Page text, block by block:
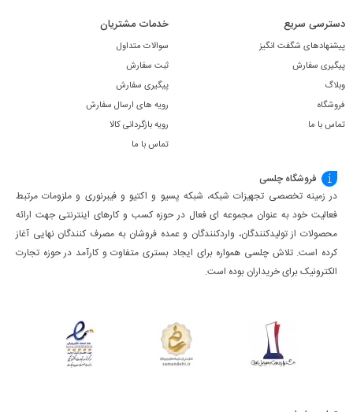
دسترسی سریع
پیشنهادهای شگفت انگیز
پیگیری سفارش
وبلاگ
فروشگاه
تماس با ما
خدمات مشتریان
سوالات متداول
ثبت سفارش
پیگیری سفارش
رویه های ارسال سفارش
رویه بازگردانی کالا
تماس با ما
فروشگاه چلسی
در زمینه تخصصی تجهیزات شبکه، شبکه پسیو و اکتیو و فیبرنوری و ملزومات مرتبط
فعالیت خود به عنوان مجموعه ای فعال در حوزه کسب ‌و کارهای اینترنتی جهت ارائه
محصولات از تولیدکنندگان، واردکنندگان و عمده فروشان به مصرف کنندگان نهایی آغاز
کرده است. تلاش چلسی همواره برای ایجاد بستری متفاوت و کارآمد در حوزه تجارت
الکترونیک برای خریداران بوده است.